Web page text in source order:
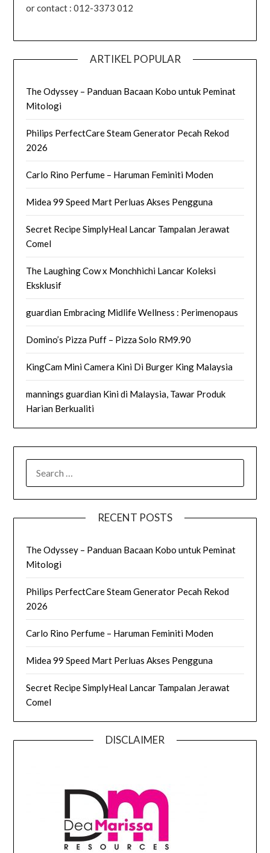
or contact : 012-3373 012
ARTIKEL POPULAR
The Odyssey – Panduan Bacaan Kobo untuk Peminat
Mitologi
Philips PerfectCare Steam Generator Pecah Rekod
2026
Carlo Rino Perfume – Haruman Feminiti Moden
Midea 99 Speed Mart Perluas Akses Pengguna
Secret Recipe SimplyHeal Lancar Tampalan Jerawat
Comel
The Laughing Cow x Monchhichi Lancar Koleksi
Eksklusif
guardian Embracing Midlife Wellness : Perimenopaus
Domino’s Pizza Puff – Pizza Solo RM9.90
KingCam Mini Camera Kini Di Burger King Malaysia
mannings guardian Kini di Malaysia, Tawar Produk
Harian Berkualiti
FOR:
RECENT POSTS
The Odyssey – Panduan Bacaan Kobo untuk Peminat
Mitologi
Philips PerfectCare Steam Generator Pecah Rekod
2026
Carlo Rino Perfume – Haruman Feminiti Moden
Midea 99 Speed Mart Perluas Akses Pengguna
Secret Recipe SimplyHeal Lancar Tampalan Jerawat
Comel
DISCLAIMER